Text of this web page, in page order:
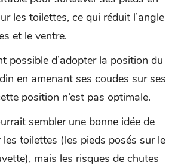
les toilettes, ce qui réduit l’angle
et le ventre.
possible d’adopter la position du
en amenant ses coudes sur ses
position n’est pas optimale.
sembler une bonne idée de
les toilettes (les pieds posés sur le
mais les risques de chutes